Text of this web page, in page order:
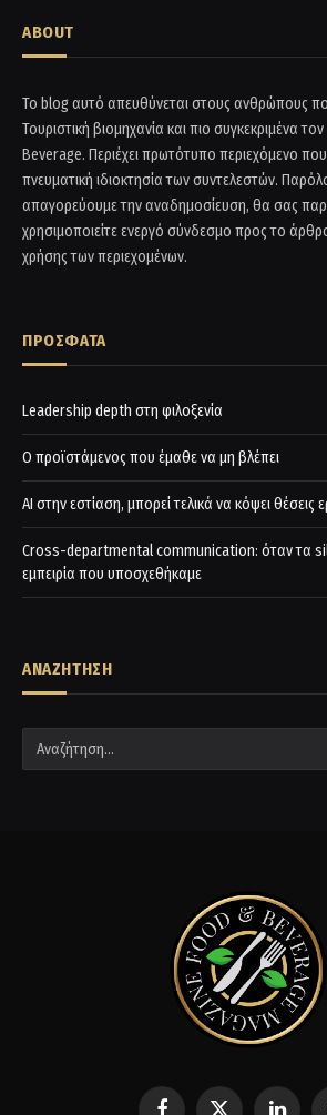
ABOUT
Το blog αυτό απευθύνεται στους ανθρώπους
Τουριστική βιομηχανία και πιο συγκεκριμένα
Beverage. Περιέχει πρωτότυπο περιεχόμενο
πνευματική ιδιοκτησία των συντελεστών.
απαγορεύουμε την αναδημοσίευση, θα σας
χρησιμοποιείτε ενεργό σύνδεσμο προς το
χρήσης των περιεχομένων.
ΠΡΟΣΦΑΤΑ
Leadership depth στη φιλοξενία
Ο προϊστάμενος που έμαθε να μη βλέπει
AI στην εστίαση, μπορεί τελικά να κόψει θέσεις
Cross-departmental communication: όταν τα
εμπειρία που υποσχεθήκαμε
ΑΝΑΖΗΤΗΣΗ